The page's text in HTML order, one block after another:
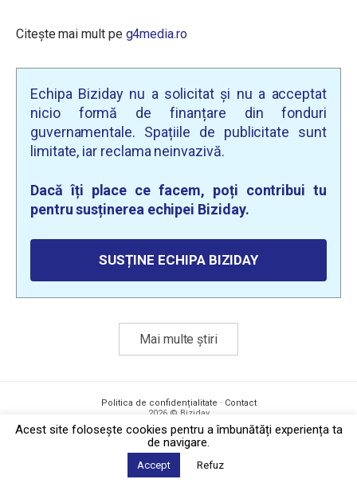
Citește mai mult pe g4media.ro
Echipa Biziday nu a solicitat și nu a acceptat
nicio formă de finanțare din fonduri
guvernamentale. Spațiile de publicitate sunt
limitate, iar reclama neinvazivă.
Dacă îți place ce facem, poți contribui tu
pentru susținerea echipei Biziday.
SUSȚINE ECHIPA BIZIDAY
Mai multe știri
Politica de confidențialitate · Contact
2026 © Biziday
Acest site foloseşte cookies pentru a îmbunătăți experiența ta
de navigare.
Accept Refuz